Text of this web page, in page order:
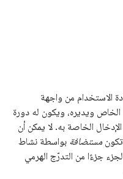
الاستخدام من واجهة
ويديره، ويكون له دورة
الخاصة به. لا يمكن أن
مستضافة بواسطة نشاط
جزءًا من التدرّج الهرمي